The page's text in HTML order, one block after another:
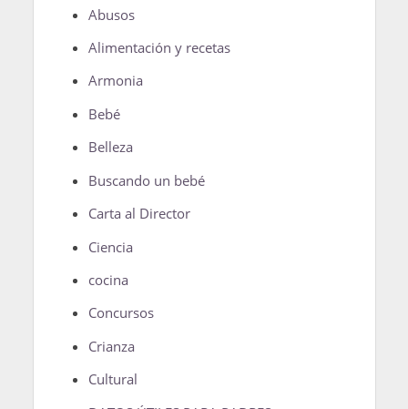
Abusos
Alimentación y recetas
Armonia
Bebé
Belleza
Buscando un bebé
Carta al Director
Ciencia
cocina
Concursos
Crianza
Cultural